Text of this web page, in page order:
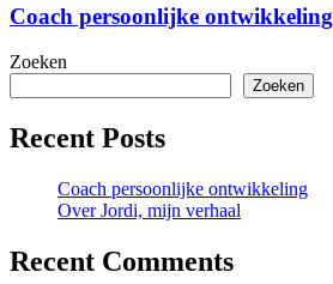
Coach persoonlijke ontwikkeling
Zoeken
Zoeken
Recent Posts
Coach persoonlijke ontwikkeling
Over Jordi, mijn verhaal
Recent Comments